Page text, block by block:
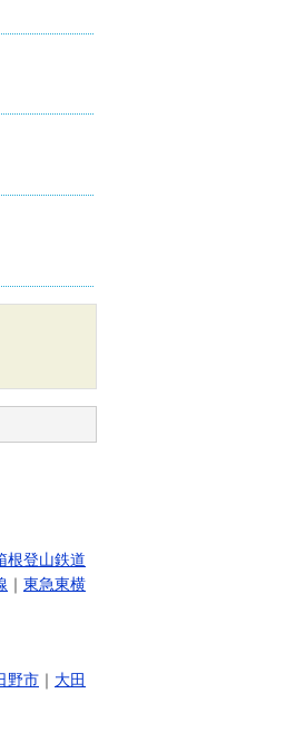
根登山鉄道
｜ 東急東横
野市 ｜ 大田